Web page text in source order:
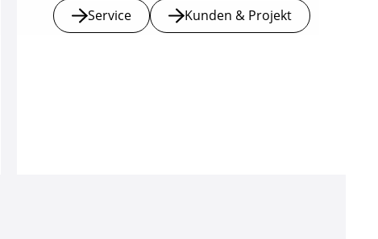
Service Kunden & Projekt